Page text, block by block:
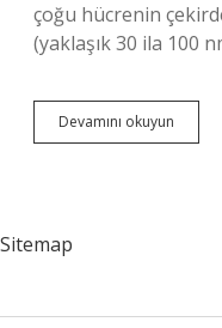
çoğu hücrenin
(yaklaşık 30 ila 100
Devamını okuyun
Lamina
Sitemap